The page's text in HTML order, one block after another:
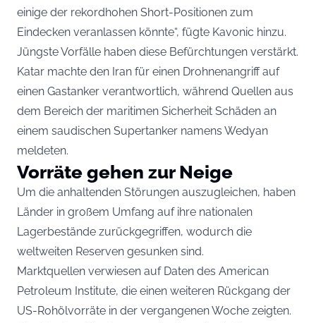
einige der rekordhohen Short-Positionen zum
Eindecken veranlassen könnte“, fügte Kavonic hinzu.
Jüngste Vorfälle haben diese Befürchtungen verstärkt.
Katar machte den Iran für einen Drohnenangriff auf
einen Gastanker verantwortlich, während Quellen aus
dem Bereich der maritimen Sicherheit Schäden an
einem saudischen Supertanker namens Wedyan
meldeten.
Vorräte gehen zur Neige
Um die anhaltenden Störungen auszugleichen, haben
Länder in großem Umfang auf ihre nationalen
Lagerbestände zurückgegriffen, wodurch die
weltweiten Reserven gesunken sind.
Marktquellen verwiesen auf Daten des American
Petroleum Institute, die einen weiteren Rückgang der
US-Rohölvorräte in der vergangenen Woche zeigten.